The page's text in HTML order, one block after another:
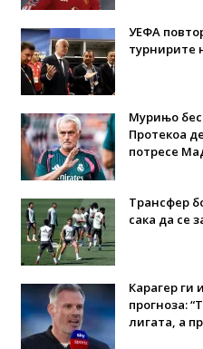
УЕФА
Мурињо
Протекоа
потресе
Трансфер
сака да се
Карагер ги
прогноза:
лигата, а